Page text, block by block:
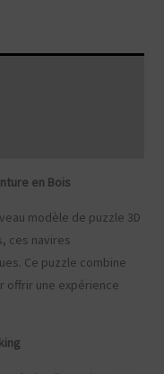
en Bois
modèle de puzzle 3D
ces navires
Ce puzzle combine
offrir une expérience